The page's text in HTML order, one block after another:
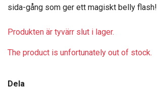
sida-gång som ger ett magiskt belly flash!
Produkten är tyvärr slut i lager.
The product is unfortunately out of stock.
Dela